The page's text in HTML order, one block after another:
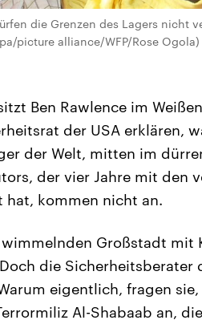
die Grenzen des Lagers nicht
picture alliance/WFP/Rose Ogola)
Ben Rawlence im
der USA erklären,
der Welt, mitten im
der vier Jahre mit den
hat, kommen nicht an.
Großstadt mit
die Sicherheitsberater
eigentlich, fragen
Al-Shabaab an,